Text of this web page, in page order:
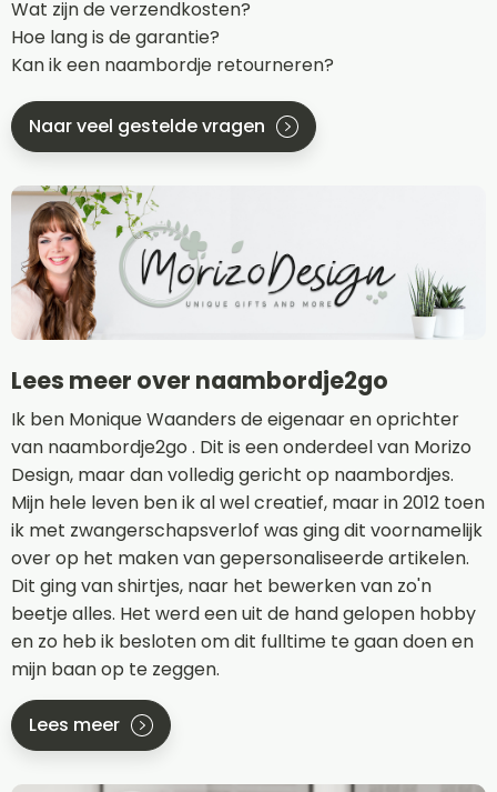
Wat zijn de verzendkosten?
Hoe lang is de garantie?
Kan ik een naambordje retourneren?
Naar veel gestelde vragen
Lees meer over naambordje2go
Ik ben Monique Waanders de eigenaar en oprichter
van naambordje2go . Dit is een onderdeel van Morizo
Design, maar dan volledig gericht op naambordjes.
Mijn hele leven ben ik al wel creatief, maar in 2012 toen
ik met zwangerschapsverlof was ging dit voornamelijk
over op het maken van gepersonaliseerde artikelen.
Dit ging van shirtjes, naar het bewerken van zo'n
beetje alles. Het werd een uit de hand gelopen hobby
en zo heb ik besloten om dit fulltime te gaan doen en
mijn baan op te zeggen.
Lees meer